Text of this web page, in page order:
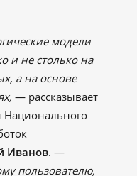
модели
и не столько на
а на основе
— рассказывает
Национального
Иванов. —
пользователю,